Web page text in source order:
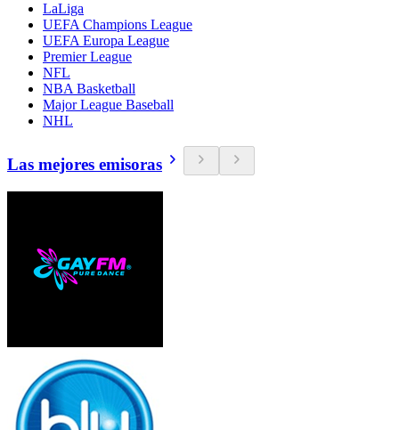
LaLiga
UEFA Champions League
UEFA Europa League
Premier League
NFL
NBA Basketball
Major League Baseball
NHL
Las mejores emisoras